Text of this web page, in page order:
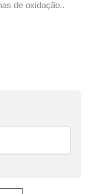
de oxidação,.